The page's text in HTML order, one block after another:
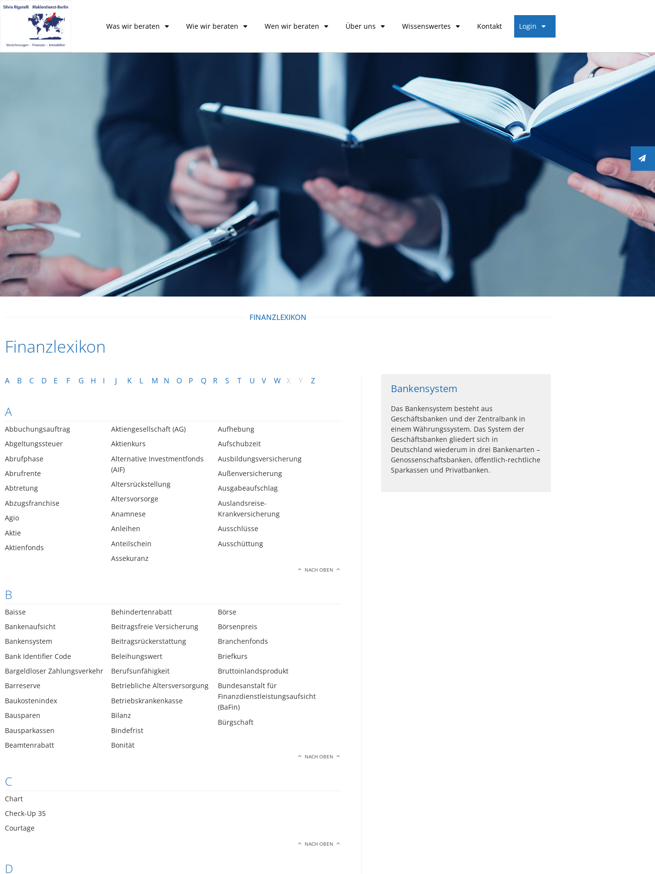
Was wir beraten Wie wir beraten Wen wir beraten Über uns Wissenswertes Kontakt Login
FINANZLEXIKON
Finanzlexikon
A B C D E F G H I J K L M N O P Q R S T U V W X Y Z
A
Abbuchungsauftrag
Abgeltungssteuer
Abrufphase
Abrufrente
Abtretung
Abzugsfranchise
Agio
Aktie
Aktienfonds
Aktiengesellschaft (AG)
Aktienkurs
Alternative Investmentfonds
(AIF)
Altersrückstellung
Altersvorsorge
Anamnese
Anleihen
Anteilschein
Assekuranz
Aufhebung
Aufschubzeit
Ausbildungsversicherung
Außenversicherung
Ausgabeaufschlag
Auslandsreise-
Krankversicherung
Ausschlüsse
Ausschüttung
NACH OBEN
B
Baisse
Bankenaufsicht
Bankensystem
Bank Identifier Code
Bargeldloser Zahlungsverkehr
Barreserve
Baukostenindex
Bausparen
Bausparkassen
Beamtenrabatt
Behindertenrabatt
Beitragsfreie Versicherung
Beitragsrückerstattung
Beleihungswert
Berufsunfähigkeit
Betriebliche Altersversorgung
Betriebskrankenkasse
Bilanz
Bindefrist
Bonität
Börse
Börsenpreis
Branchenfonds
Briefkurs
Bruttoinlandsprodukt
Bundesanstalt für
Finanzdienstleistungsaufsicht
(BaFin)
Bürgschaft
NACH OBEN
C
Chart
Check-Up 35
Courtage
NACH OBEN
D
Bankensystem
Das Bankensystem besteht aus
Geschäftsbanken und der Zentralbank in
einem Währungssystem. Das System der
Geschäftsbanken gliedert sich in
Deutschland wiederum in drei Bankenarten –
Genossenschaftsbanken, öffentlich-rechtliche
Sparkassen und Privatbanken.